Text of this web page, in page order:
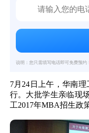
说明：您只需填写电话即可免费预约
7月24日上午，华南理
行。大批学生亲临现
工2017年MBA招生政